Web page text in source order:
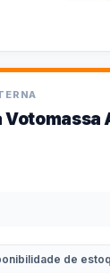
de